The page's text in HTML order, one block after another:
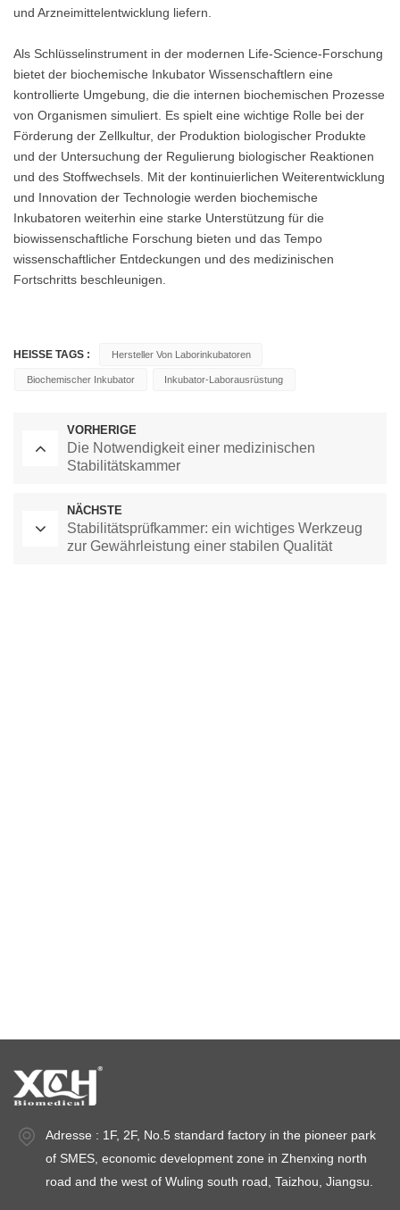
und Arzneimittelentwicklung liefern.
Als Schlüsselinstrument in der modernen Life-Science-Forschung
bietet der biochemische Inkubator Wissenschaftlern eine
kontrollierte Umgebung, die die internen biochemischen Prozesse
von Organismen simuliert. Es spielt eine wichtige Rolle bei der
Förderung der Zellkultur, der Produktion biologischer Produkte
und der Untersuchung der Regulierung biologischer Reaktionen
und des Stoffwechsels. Mit der kontinuierlichen Weiterentwicklung
und Innovation der Technologie werden biochemische
Inkubatoren weiterhin eine starke Unterstützung für die
biowissenschaftliche Forschung bieten und das Tempo
wissenschaftlicher Entdeckungen und des medizinischen
Fortschritts beschleunigen.
HEISSE TAGS : Hersteller Von Laborinkubatoren
Biochemischer Inkubator Inkubator-Laborausrüstung
VORHERIGE
Die Notwendigkeit einer medizinischen
Stabilitätskammer
NÄCHSTE
Stabilitätsprüfkammer: ein wichtiges Werkzeug
zur Gewährleistung einer stabilen Qualität
Adresse : 1F, 2F, No.5 standard factory in the pioneer park
of SMES, economic development zone in Zhenxing north
road and the west of Wuling south road, Taizhou, Jiangsu.